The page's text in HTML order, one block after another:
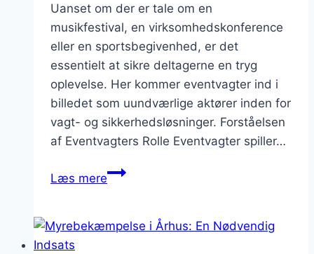
Uanset om der er tale om en
musikfestival, en virksomhedskonference
eller en sportsbegivenhed, er det
essentielt at sikre deltagerne en tryg
oplevelse. Her kommer eventvagter ind i
billedet som uundværlige aktører inden for
vagt- og sikkerhedsløsninger. Forståelsen
af Eventvagters Rolle Eventvagter spiller…
Læs mereEventvagter:
og